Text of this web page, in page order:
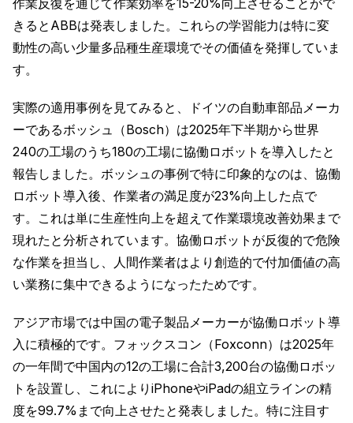
きるとABBは発表しました。これらの学習能力は特に変
動性の高い少量多品種生産環境でその価値を発揮していま
す。
実際の適用事例を見てみると、ドイツの自動車部品メーカ
ーであるボッシュ（Bosch）は2025年下半期から世界
240の工場のうち180の工場に協働ロボットを導入したと
報告しました。ボッシュの事例で特に印象的なのは、協働
ロボット導入後、作業者の満足度が23%向上した点で
す。これは単に生産性向上を超えて作業環境改善効果まで
現れたと分析されています。協働ロボットが反復的で危険
な作業を担当し、人間作業者はより創造的で付加価値の高
い業務に集中できるようになったためです。
アジア市場では中国の電子製品メーカーが協働ロボット導
入に積極的です。フォックスコン（Foxconn）は2025年
の一年間で中国内の12の工場に合計3,200台の協働ロボッ
トを設置し、これによりiPhoneやiPadの組立ラインの精
度を99.7%まで向上させたと発表しました。特に注目す